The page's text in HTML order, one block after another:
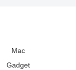
Mac
Gadget